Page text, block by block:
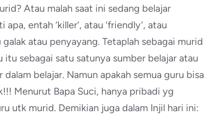
Atau malah saat ini sedang belajar
entah ‘killer’, atau ‘friendly’, atau
atau penyayang. Tetaplah sebagai murid
itu sebagai satu satunya sumber belajar atau
belajar. Namun apakah semua guru bisa
Menurut Bapa Suci, hanya pribadi yg
utk murid. Demikian juga dalam Injil hari ini: